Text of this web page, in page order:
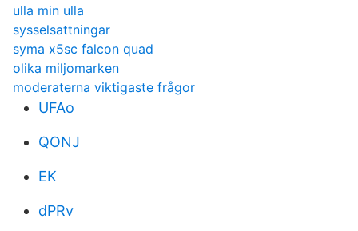
ulla min ulla
sysselsattningar
syma x5sc falcon quad
olika miljomarken
moderaterna viktigaste frågor
UFAo
QONJ
EK
dPRv